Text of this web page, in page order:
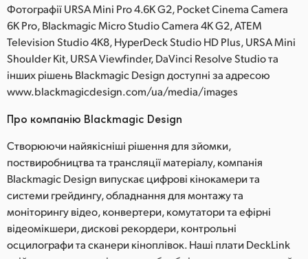
Фотографії URSA Mini Pro 4.6K G2, Pocket Cinema Camera
6K Pro, Blackmagic Micro Studio Camera 4K G2, ATEM
Television Studio 4K8, HyperDeck Studio HD Plus, URSA Mini
Shoulder Kit, URSA Viewfinder, DaVinci Resolve Studio та
інших рішень Blackmagic Design доступні за адресою
www.blackmagicdesign.com/ua/media/images
Про компанію Blackmagic Design
Створюючи найякісніші рішення для зйомки,
поствиробництва та трансляції матеріалу, компанія
Blackmagic Design випускає цифрові кінокамери та
системи грейдингу, обладнання для монтажу та
моніторингу відео, конвертери, комутатори та ефірні
відеомікшери, дискові рекордери, контрольні
осцилографи та сканери кіноплівок. Наші плати DeckLink